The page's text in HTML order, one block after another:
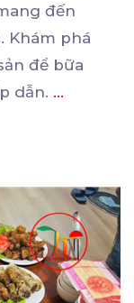
đến
Khám phá
để bữa
dẫn. ...